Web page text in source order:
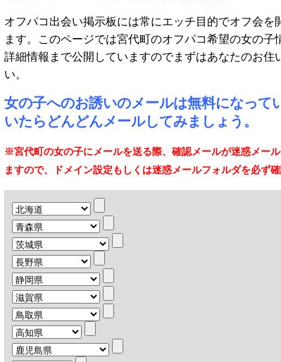
オフパコ出会い掲示板には常にエッチ目的でオフ会を
ます。このページでは宮代町のオフパコ希望の女の
詳細情報まで公開していますのでまずはあなたのお住
い。
女の子へのお誘いのメールは無料になって
いたらどんどんメールしてみましょう。
※宮代町の女の子にメールを送る際、確認メールが迷惑メー
ますので、ドメイン設定もしくは迷惑メールフォルダを必ず